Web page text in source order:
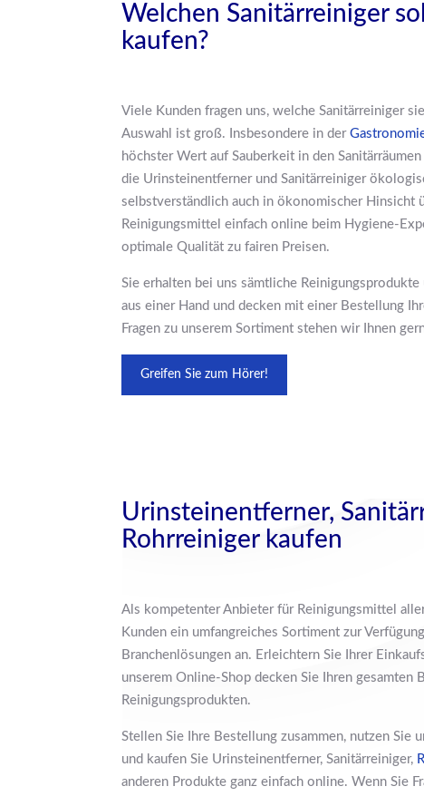
Welchen Sanitärreiniger
kaufen?
Viele Kunden fragen uns, welche Sanitärreiniger
Auswahl ist groß. Insbesondere in der
höchster Wert auf Sauberkeit in den
die Urinsteinentferner und Sanitärreiniger
selbstverständlich auch in ökonomischer Hinsicht
Reinigungsmittel einfach online beim Hygiene-
optimale Qualität zu fairen Preisen.
Sie erhalten bei uns sämtliche Reinigungsprodukte
aus einer Hand und decken mit einer Bestellung
Fragen zu unserem Sortiment stehen wir Ihnen
Greifen Sie zum Hörer!
Urinsteinentferner,
Rohrreiniger kaufen
Als kompetenter Anbieter für Reinigungsmittel
Kunden ein umfangreiches Sortiment zur
Branchenlösungen an. Erleichtern Sie Ihrer
unserem Online-Shop decken Sie Ihren gesamten
Reinigungsprodukten.
Stellen Sie Ihre Bestellung zusammen, nutzen Sie
und kaufen Sie Urinsteinentferner, Sanitärreiniger,
anderen Produkte ganz einfach online. Wenn Sie